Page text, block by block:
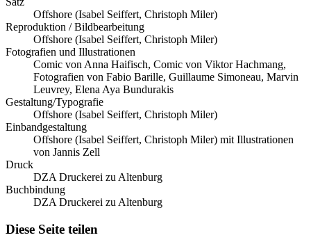
Offshore (Isabel Seiffert, Christoph Miler)
Reproduktion / Bildbearbeitung
Offshore (Isabel Seiffert, Christoph Miler)
Fotografien und Illustrationen
Comic von Anna Haifisch, Comic von Viktor Hachmang,
Fotografien von Fabio Barille, Guillaume Simoneau, Marvin
Leuvrey, Elena Aya Bundurakis
Gestaltung/Typografie
Offshore (Isabel Seiffert, Christoph Miler)
Einbandgestaltung
Offshore (Isabel Seiffert, Christoph Miler) mit Illustrationen
von Jannis Zell
Druck
DZA Druckerei zu Altenburg
Buchbindung
DZA Druckerei zu Altenburg
Diese Seite teilen